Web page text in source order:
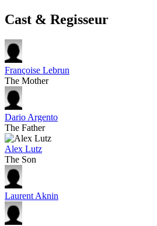
Cast & Regisseur
Françoise Lebrun
The Mother
Dario Argento
The Father
Alex Lutz
The Son
Laurent Aknin